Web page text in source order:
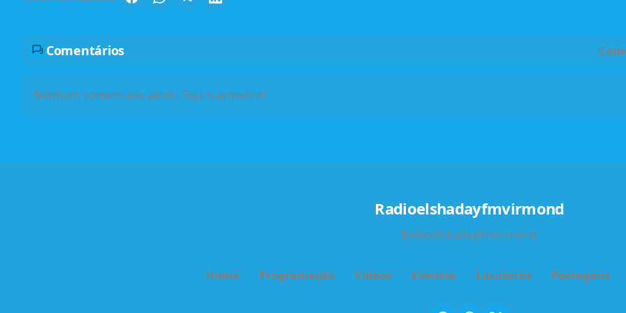
Comentários
Nenhum comentário ainda. Seja o primeiro!
Radioelshadayfmvirmond
Radioelshadayfmvirmond
Home Programação Vídeos Eventos Locutores Postagens